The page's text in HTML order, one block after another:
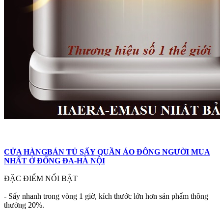
CỬA HÀNGBÁN TỦ SẤY QUẦN ÁO ĐÔNG NGƯỜI MUA
NHẤT Ở ĐỐNG ĐA-HÀ NỘI
ĐẶC ĐIỂM NỔI BẬT
- Sấy nhanh trong vòng 1 giờ, kích thước lớn hơn sản phẩm thông
thường 20%.